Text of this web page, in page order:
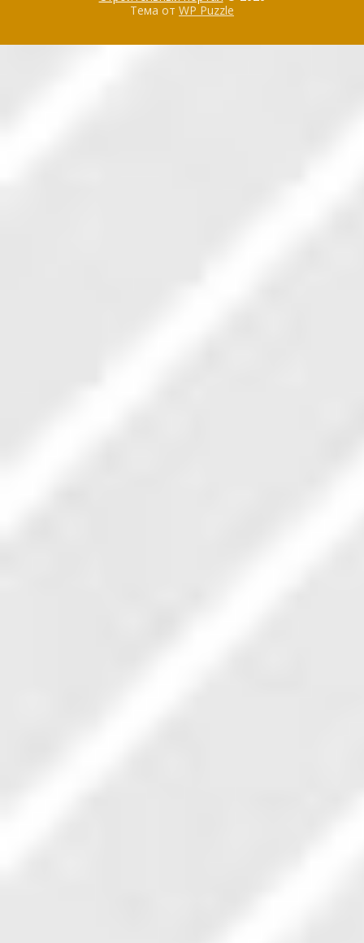
Тема от WP Puzzle